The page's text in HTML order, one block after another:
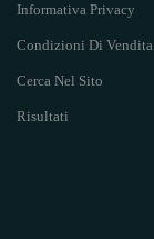
Informativa Privacy
Condizioni Di Vendita
Cerca Nel Sito
Risultati